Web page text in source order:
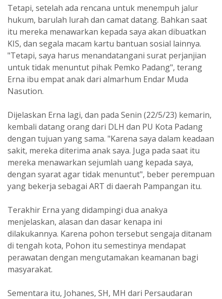
Tetapi, setelah ada rencana untuk menempuh jalur
hukum, barulah lurah dan camat datang. Bahkan saat
itu mereka menawarkan kepada saya akan dibuatkan
KIS, dan segala macam kartu bantuan sosial lainnya.
"Tetapi, saya harus menandatangani surat perjanjian
untuk tidak menuntut pihak Pemko Padang", terang
Erna ibu empat anak dari almarhum Endar Muda
Nasution.
Dijelaskan Erna lagi, dan pada Senin (22/5/23) kemarin,
kembali datang orang dari DLH dan PU Kota Padang
dengan tujuan yang sama. "Karena saya dalam keadaan
sakit, mereka diterima anak saya. Juga pada saat itu
mereka menawarkan sejumlah uang kepada saya,
dengan syarat agar tidak menuntut", beber perempuan
yang bekerja sebagai ART di daerah Pampangan itu.
Terakhir Erna yang didampingi dua anakya
menjelaskan, alasan dan dasar kenapa ini
dilakukannya. Karena pohon tersebut sengaja ditanam
di tengah kota, Pohon itu semestinya mendapat
perawatan dengan mengutamakan keamanan bagi
masyarakat.
Sementara itu, Johanes, SH, MH dari Persaudaran